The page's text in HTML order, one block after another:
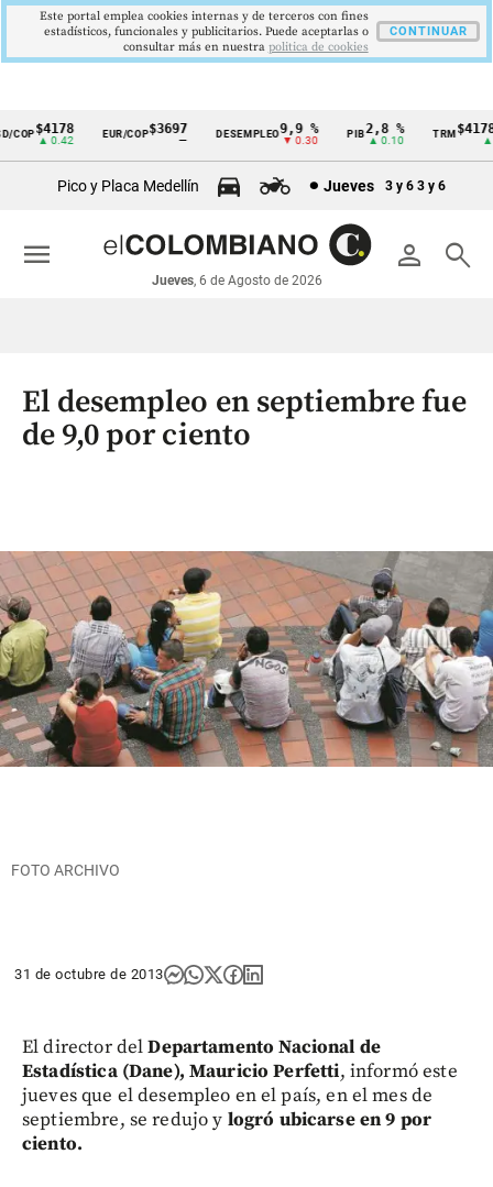
Cintillo
económicos
Colombia
$4178
▲ 0.42
EUR/COP$3697 DESEMPLEO 9,9 %
▼ 0.30
PIB2,8 %
▲ 0.10
TRM
▲
Pico y Placa Medellín Jueves 3 y 6 3 y 6
person search
Jueves, 6 de Agosto de 2026
menu
El desempleo en septiembre fue
de 9,0 por ciento
FOTO ARCHIVO
31 de octubre de 2013
El director delDepartamento Nacional de
Estadística (Dane), Mauricio Perfetti, informó este
jueves que el desempleo en el país, en el mes de
septiembre, se redujo y logró ubicarse en 9 por
ciento.
Este portal emplea cookies internas y de terceros con fines
estadísticos, funcionales y publicitarios. Puede aceptarlas o
consultar más en nuestra politica de cookies
CONTINUAR